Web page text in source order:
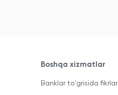
Boshqa xizmatlar
Banklar to'grisida fikrlar